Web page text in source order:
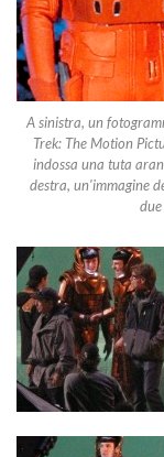
A sinistra, un
Trek: The Motion
indossa una tuta
destra, un'immagine